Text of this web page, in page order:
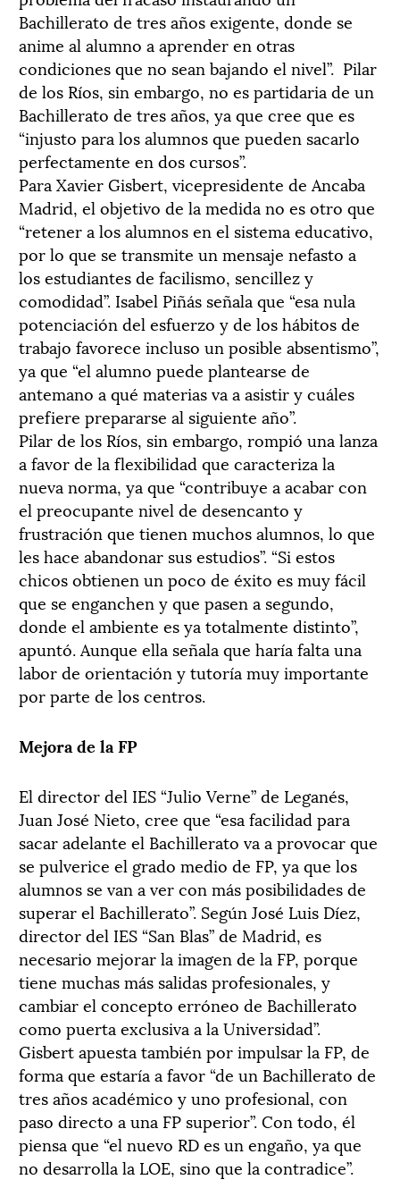
Bachillerato de tres años exigente, donde se
anime al alumno a aprender en otras
condiciones que no sean bajando el nivel”. Pilar
de los Ríos, sin embargo, no es partidaria de un
Bachillerato de tres años, ya que cree que es
“injusto para los alumnos que pueden sacarlo
perfectamente en dos cursos”.
Para Xavier Gisbert, vicepresidente de Ancaba
Madrid, el objetivo de la medida no es otro que
“retener a los alumnos en el sistema educativo,
por lo que se transmite un mensaje nefasto a
los estudiantes de facilismo, sencillez y
comodidad”. Isabel Piñás señala que “esa nula
potenciación del esfuerzo y de los hábitos de
trabajo favorece incluso un posible absentismo”,
ya que “el alumno puede plantearse de
antemano a qué materias va a asistir y cuáles
prefiere prepararse al siguiente año”.
Pilar de los Ríos, sin embargo, rompió una lanza
a favor de la flexibilidad que caracteriza la
nueva norma, ya que “contribuye a acabar con
el preocupante nivel de desencanto y
frustración que tienen muchos alumnos, lo que
les hace abandonar sus estudios”. “Si estos
chicos obtienen un poco de éxito es muy fácil
que se enganchen y que pasen a segundo,
donde el ambiente es ya totalmente distinto”,
apuntó. Aunque ella señala que haría falta una
labor de orientación y tutoría muy importante
por parte de los centros.
Mejora de la FP
El director del IES “Julio Verne” de Leganés,
Juan José Nieto, cree que “esa facilidad para
sacar adelante el Bachillerato va a provocar que
se pulverice el grado medio de FP, ya que los
alumnos se van a ver con más posibilidades de
superar el Bachillerato”. Según José Luis Díez,
director del IES “San Blas” de Madrid, es
necesario mejorar la imagen de la FP, porque
tiene muchas más salidas profesionales, y
cambiar el concepto erróneo de Bachillerato
como puerta exclusiva a la Universidad”.
Gisbert apuesta también por impulsar la FP, de
forma que estaría a favor “de un Bachillerato de
tres años académico y uno profesional, con
paso directo a una FP superior”. Con todo, él
piensa que “el nuevo RD es un engaño, ya que
no desarrolla la LOE, sino que la contradice”.